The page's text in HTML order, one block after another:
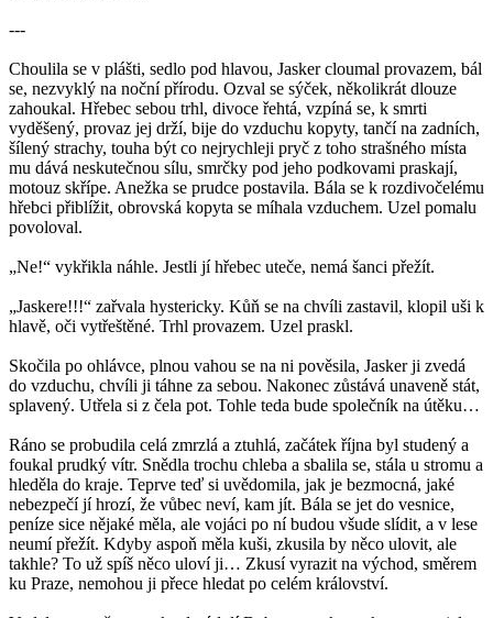
---
Choulila se v plášti, sedlo pod hlavou, Jasker cloumal provazem, bál
se, nezvyklý na noční přírodu. Ozval se sýček, několikrát dlouze
zahoukal. Hřebec sebou trhl, divoce řehtá, vzpíná se, k smrti
vyděšený, provaz jej drží, bije do vzduchu kopyty, tančí na zadních,
šílený strachy, touha být co nejrychleji pryč z toho strašného místa
mu dává neskutečnou sílu, smrčky pod jeho podkovami praskají,
motouz skřípe. Anežka se prudce postavila. Bála se k rozdivočelému
hřebci přiblížit, obrovská kopyta se míhala vzduchem. Uzel pomalu
povoloval.
„Ne!“ vykřikla náhle. Jestli jí hřebec uteče, nemá šanci přežít.
„Jaskere!!!“ zařvala hystericky. Kůň se na chvíli zastavil, klopil uši k
hlavě, oči vytřeštěné. Trhl provazem. Uzel praskl.
Skočila po ohlávce, plnou vahou se na ni pověsila, Jasker ji zvedá
do vzduchu, chvíli ji táhne za sebou. Nakonec zůstává unaveně stát,
splavený. Utřela si z čela pot. Tohle teda bude společník na útěku…
Ráno se probudila celá zmrzlá a ztuhlá, začátek října byl studený a
foukal prudký vítr. Snědla trochu chleba a sbalila se, stála u stromu a
hleděla do kraje. Teprve teď si uvědomila, jak je bezmocná, jaké
nebezpečí jí hrozí, že vůbec neví, kam jít. Bála se jet do vesnice,
peníze sice nějaké měla, ale vojáci po ní budou všude slídit, a v lese
neumí přežít. Kdyby aspoň měla kuši, zkusila by něco ulovit, ale
takhle? To už spíš něco uloví ji… Zkusí vyrazit na východ, směrem
ku Praze, nemohou ji přece hledat po celém království.